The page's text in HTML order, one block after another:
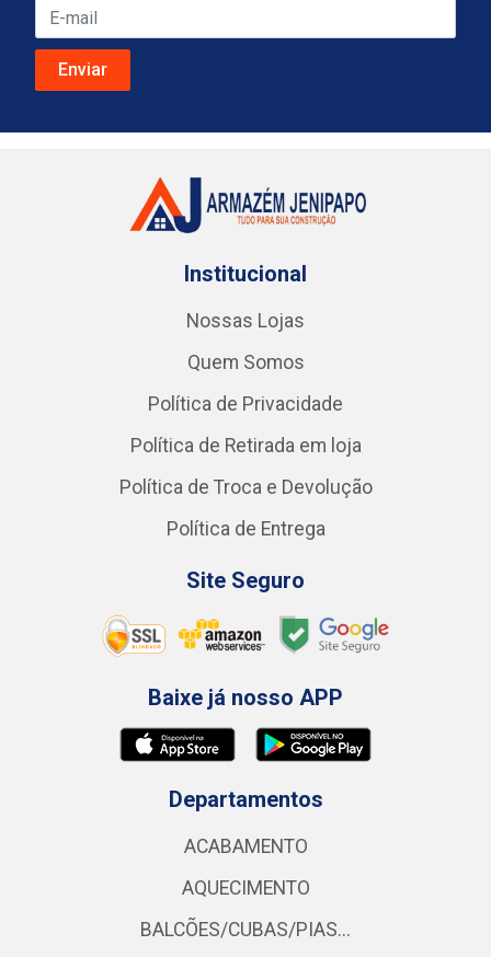
Institucional
Nossas Lojas
Quem Somos
Política de Privacidade
Política de Retirada em loja
Política de Troca e Devolução
Política de Entrega
Site Seguro
Baixe já nosso APP
Departamentos
ACABAMENTO
AQUECIMENTO
BALCÕES/CUBAS/PIAS...